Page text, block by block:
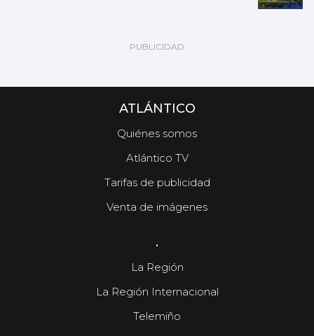
ATLÁNTICO
Quiénes somos
Atlántico TV
Tarifas de publicidad
Venta de imágenes
.
La Región
La Región Internacional
Telemiño